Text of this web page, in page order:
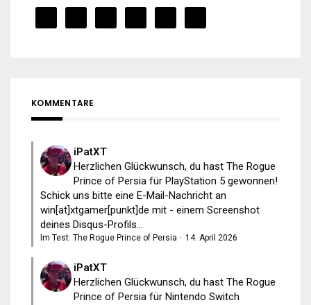
KOMMENTARE
iPatXT
Herzlichen Glückwunsch, du hast The Rogue
Prince of Persia für PlayStation 5 gewonnen!
Schick uns bitte eine E-Mail-Nachricht an
win[at]xtgamer[punkt]de mit - einem Screenshot
deines Disqus-Profils...
Im Test: The Rogue Prince of Persia · 14. April 2026
iPatXT
Herzlichen Glückwunsch, du hast The Rogue
Prince of Persia für Nintendo Switch